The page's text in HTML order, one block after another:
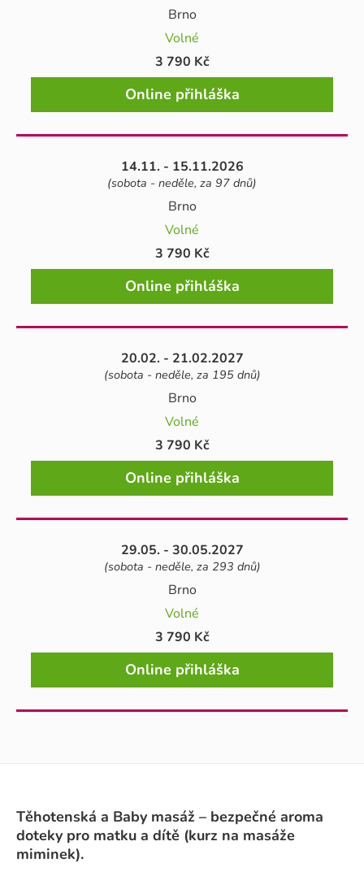
Brno
Volné
3 790 Kč
Online přihláška
14.11. - 15.11.2026
(sobota - neděle, za 97 dnů)
Brno
Volné
3 790 Kč
Online přihláška
20.02. - 21.02.2027
(sobota - neděle, za 195 dnů)
Brno
Volné
3 790 Kč
Online přihláška
29.05. - 30.05.2027
(sobota - neděle, za 293 dnů)
Brno
Volné
3 790 Kč
Online přihláška
Těhotenská a Baby masáž – bezpečné aroma
doteky pro matku a dítě (kurz na masáže
miminek).